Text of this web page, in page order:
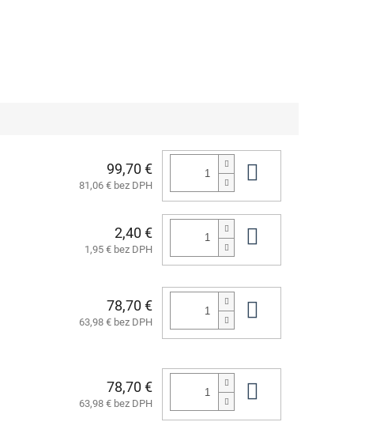
99,70 €
81,06 € bez DPH
2,40 €
1,95 € bez DPH
78,70 €
63,98 € bez DPH
78,70 €
63,98 € bez DPH